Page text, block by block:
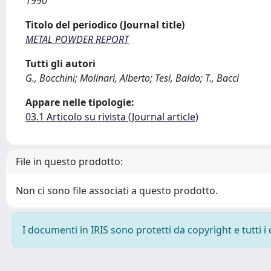
Titolo del periodico (Journal title)
METAL POWDER REPORT
Tutti gli autori
G., Bocchini; Molinari, Alberto; Tesi, Baldo; T., Bacci
Appare nelle tipologie:
03.1 Articolo su rivista (Journal article)
File in questo prodotto:
Non ci sono file associati a questo prodotto.
I documenti in IRIS sono protetti da copyright e tutti